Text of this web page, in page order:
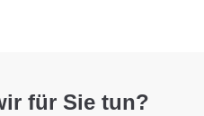
für Sie tun?